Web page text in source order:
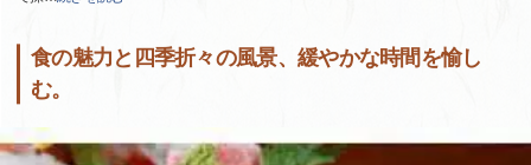
食の魅力と四季折々の風景、緩やかな時間を愉し
む。